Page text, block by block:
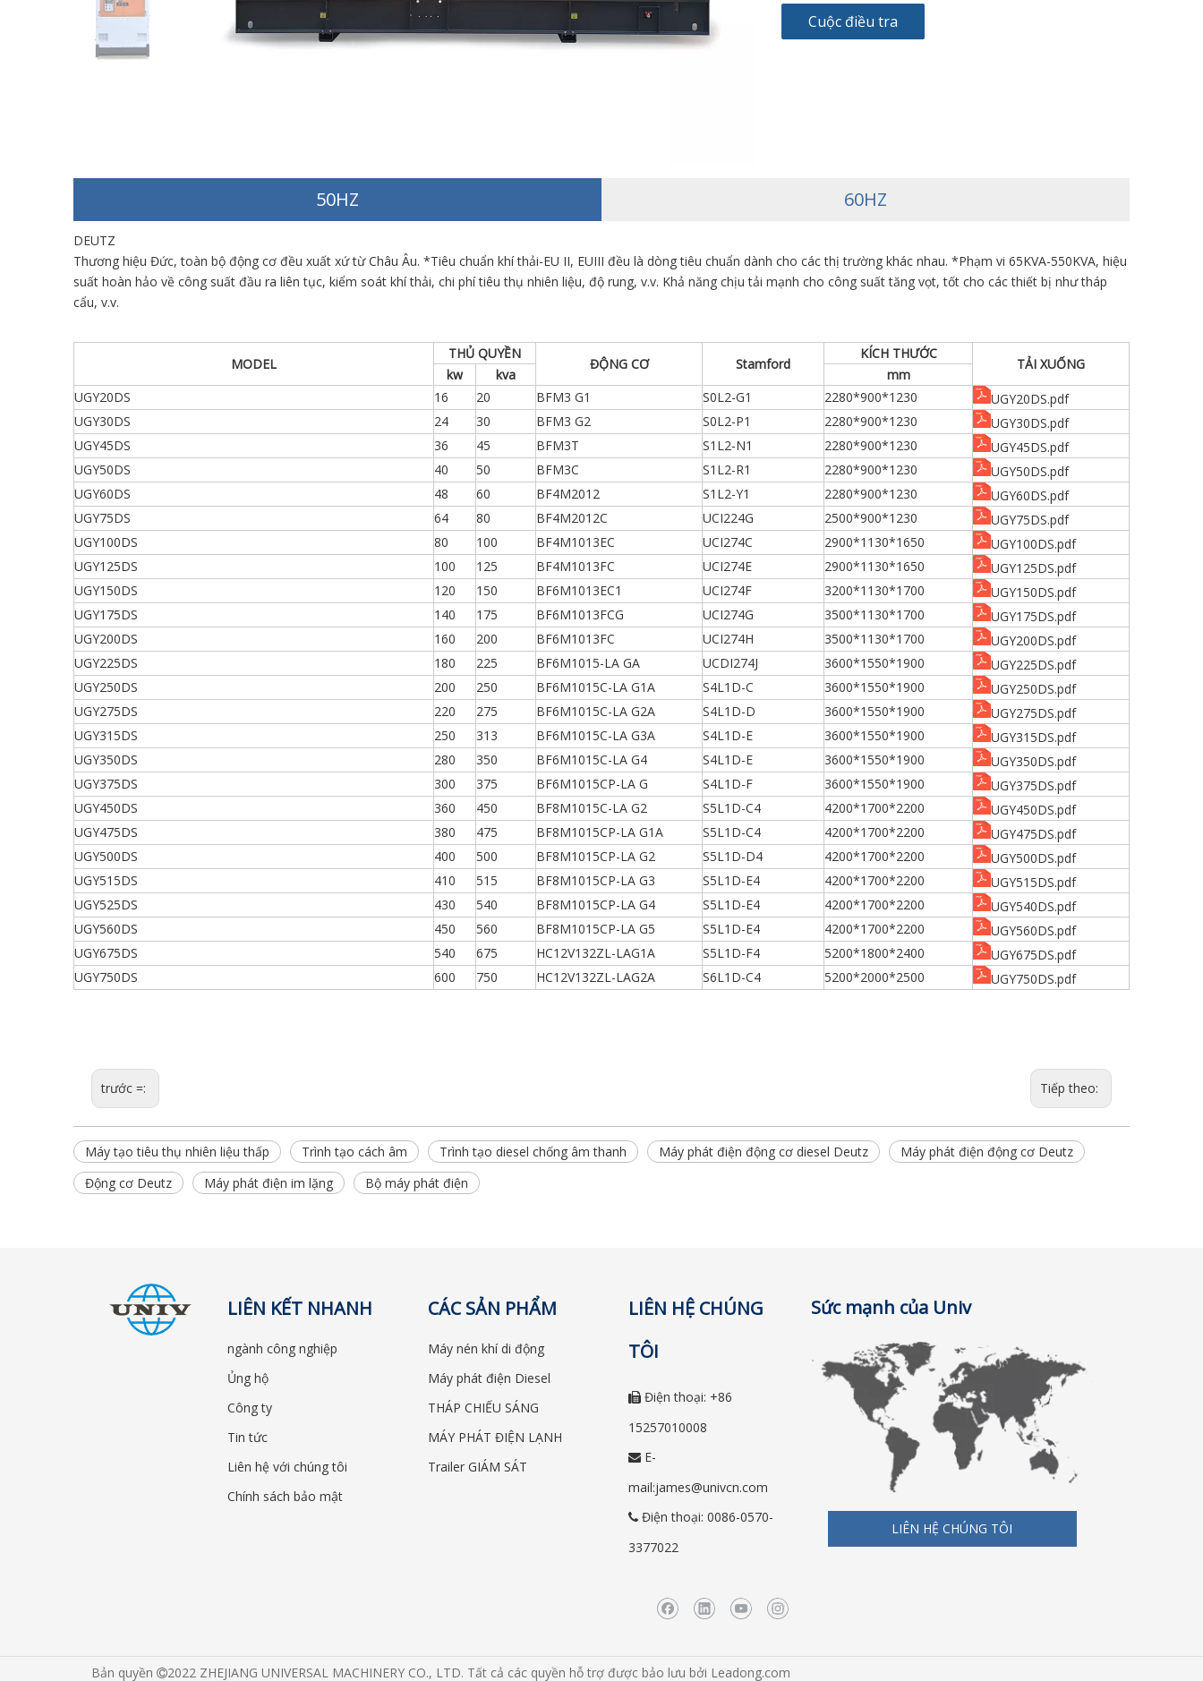
Cuộc điều tra
50HZ 60HZ
DEUTZ
Thương hiệu Đức, toàn bộ động cơ đều xuất xứ từ Châu Âu. *Tiêu chuẩn khí thải-EU II, EUIII đều là dòng tiêu chuẩn dành cho các thị trường khác nhau. *Phạm vi 65KVA-550KVA, hiệu
suất hoàn hảo về công suất đầu ra liên tục, kiểm soát khí thải, chi phí tiêu thụ nhiên liệu, độ rung, v.v. Khả năng chịu tải mạnh cho công suất tăng vọt, tốt cho các thiết bị như tháp
cẩu, v.v.
MODEL
THỦ QUYỀN
ĐỘNG CƠ Stamford
KÍCH THƯỚC
TẢI XUỐNG
kw kva
mm
UGY20DS
16 20 BFM3 G1 S0L2-G1 2280*900*1230
UGY20DS.pdf
UGY30DS
24 30 BFM3 G2 S0L2-P1 2280*900*1230
UGY30DS.pdf
UGY45DS
36 45 BFM3T S1L2-N1 2280*900*1230
UGY45DS.pdf
UGY50DS
40 50 BFM3C S1L2-R1 2280*900*1230
UGY50DS.pdf
UGY60DS
48 60 BF4M2012 S1L2-Y1 2280*900*1230
UGY60DS.pdf
UGY75DS
64 80 BF4M2012C UCI224G 2500*900*1230
UGY75DS.pdf
UGY100DS
80 100 BF4M1013EC UCI274C 2900*1130*1650
UGY100DS.pdf
UGY125DS
100 125 BF4M1013FC UCI274E 2900*1130*1650
UGY125DS.pdf
UGY150DS
120 150 BF6M1013EC1 UCI274F 3200*1130*1700
UGY150DS.pdf
UGY175DS
140 175 BF6M1013FCG UCI274G 3500*1130*1700
UGY175DS.pdf
UGY200DS
160 200 BF6M1013FC UCI274H 3500*1130*1700
UGY200DS.pdf
UGY225DS
180 225 BF6M1015-LA GA UCDI274J 3600*1550*1900
UGY225DS.pdf
UGY250DS
200 250 BF6M1015C-LA G1A S4L1D-C 3600*1550*1900
UGY250DS.pdf
UGY275DS
220 275 BF6M1015C-LA G2A S4L1D-D 3600*1550*1900
UGY275DS.pdf
UGY315DS
250 313 BF6M1015C-LA G3A S4L1D-E 3600*1550*1900
UGY315DS.pdf
UGY350DS
280 350 BF6M1015C-LA G4 S4L1D-E 3600*1550*1900
UGY350DS.pdf
UGY375DS
300 375 BF6M1015CP-LA G S4L1D-F 3600*1550*1900
UGY375DS.pdf
UGY450DS
360 450 BF8M1015C-LA G2 S5L1D-C4 4200*1700*2200
UGY450DS.pdf
UGY475DS
380 475 BF8M1015CP-LA G1A S5L1D-C4 4200*1700*2200
UGY475DS.pdf
UGY500DS
400 500 BF8M1015CP-LA G2 S5L1D-D4 4200*1700*2200
UGY500DS.pdf
UGY515DS
410 515 BF8M1015CP-LA G3 S5L1D-E4 4200*1700*2200
UGY515DS.pdf
UGY525DS
430 540 BF8M1015CP-LA G4 S5L1D-E4 4200*1700*2200
UGY540DS.pdf
UGY560DS
450 560 BF8M1015CP-LA G5 S5L1D-E4 4200*1700*2200
UGY560DS.pdf
UGY675DS
540 675 HC12V132ZL-LAG1A S5L1D-F4 5200*1800*2400
UGY675DS.pdf
UGY750DS
600 750 HC12V132ZL-LAG2A S6L1D-C4 5200*2000*2500 UGY750DS.pdf
trước =: Tiếp theo:
Máy tạo tiêu thụ nhiên liệu thấp Trình tạo cách âm Trình tạo diesel chống âm thanh Máy phát điện động cơ diesel Deutz
Máy phát điện động cơ Deutz
Động cơ Deutz
Máy phát điện im lặng Bộ máy phát điện
LIÊN KẾT NHANH
ngành công nghiệp
Ủng hộ
Công ty
Tin tức
Liên hệ với chúng tôi
Chính sách bảo mật
CÁC SẢN PHẨM
Máy nén khí di động
Máy phát điện Diesel
THÁP CHIẾU SÁNG
MÁY PHÁT ĐIỆN LẠNH
Trailer GIÁM SÁT
LIÊN HỆ CHÚNG
TÔI
 Điện thoại: +86
15257010008
 E-
mail:james@univcn.com
 Điện thoại: 0086-0570-
3377022
Sức mạnh của Univ
LIÊN HỆ CHÚNG TÔI
Bản quyền 2022 ZHEJIANG UNIVERSAL MACHINERY CO., LTD. Tất cả các quyền hỗ trợ được bảo lưu bởi Leadong.com